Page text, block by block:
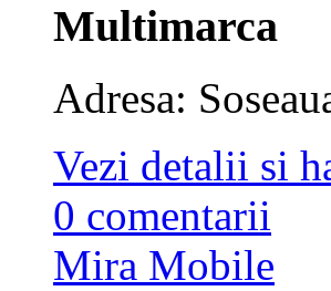
Multimarca
Adresa:
Vezi detalii si
0 comentarii
Mira Mobile